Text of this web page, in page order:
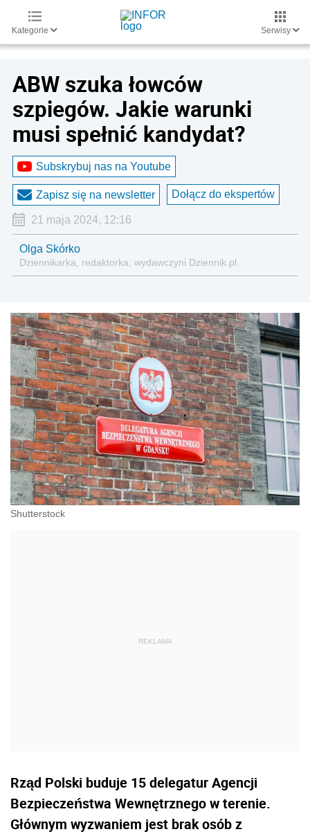
Kategorie Serwisy
ABW szuka łowców
szpiegów. Jakie warunki
musi spełnić kandydat?
Subskrybuj nas na Youtube
Zapisz się na newsletter Dołącz do ekspertów
21 maja 2024, 12:16
Olga Skórko
Dziennikarka, redaktorka, wydawczyni Dziennik.pl.
Shutterstock
Rząd Polski buduje 15 delegatur Agencji
Bezpieczeństwa Wewnętrznego w terenie.
Głównym wyzwaniem jest brak osób z